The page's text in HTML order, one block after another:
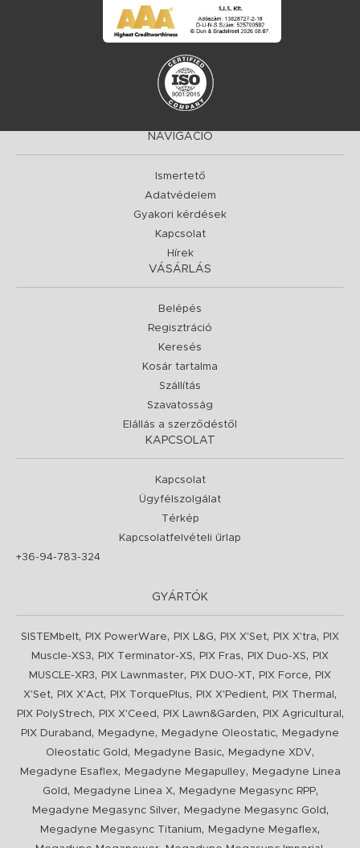
NAVIGÁCIÓ
Ismertető
Adatvédelem
Gyakori kérdések
Kapcsolat
Hírek
VÁSÁRLÁS
Belépés
Regisztráció
Keresés
Kosár tartalma
Szállítás
Szavatosság
Elállás a szerződéstől
KAPCSOLAT
Kapcsolat
Ügyfélszolgálat
Térkép
Kapcsolatfelvételi űrlap
+36-94-783-324
GYÁRTÓK
SISTEMbelt, PIX PowerWare, PIX L&G, PIX X'Set, PIX X'tra,
PIX
Muscle-XS3, PIX Terminator-XS, PIX Fras, PIX Duo-XS,
PIX
MUSCLE-XR3, PIX Lawnmaster, PIX DUO-XT , PIX Force,
PIX
X'Set, PIX X'Act, PIX TorquePlus, PIX X'Pedient, PIX Thermal ,
PIX PolyStrech, PIX X'Ceed , PIX Lawn&Garden, PIX Agricultural ,
PIX Duraband , Megadyne, Megadyne Oleostatic,
Megadyne
Oleostatic Gold , Megadyne Basic, Megadyne XDV,
Megadyne Esaflex, Megadyne Megapulley,
Megadyne Linea
Gold , Megadyne Linea X, Megadyne Megasync RPP,
Megadyne Megasync Silver, Megadyne Megasync Gold ,
Megadyne Megasync Titanium, Megadyne Megaflex,